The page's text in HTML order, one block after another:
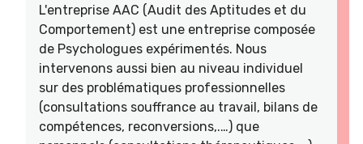
L'entreprise AAC (Audit des Aptitudes et du
Comportement) est une entreprise composée
de Psychologues expérimentés. Nous
intervenons aussi bien au niveau individuel
sur des problématiques professionnelles
(consultations souffrance au travail, bilans de
compétences, reconversions,.…) que